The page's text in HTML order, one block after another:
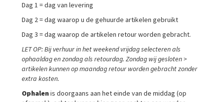
Dag 1 = dag van levering
Dag 2 = dag waarop u de gehuurde artikelen gebruikt
Dag 3 = dag waarop de artikelen retour worden gebracht.
LET OP: Bij verhuur in het weekend vrijdag selecteren als
ophaaldag en zondag als retourdag. Zondag wij gesloten >
artikelen kunnen op maandag retour worden gebracht zonder
extra kosten.
Ophalenis doorgaans aan het einde van de middag (op